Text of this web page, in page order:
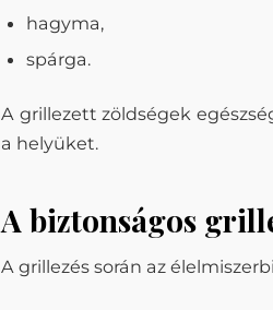
hagyma,
spárga.
A grillezett zöldségek
a helyüket.
A biztonságos
A grillezés során az